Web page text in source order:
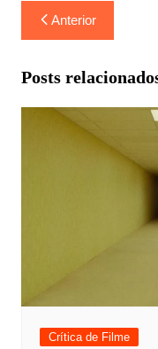
Navegação
de
Post
Anterior
Posts
Crítica de Filme